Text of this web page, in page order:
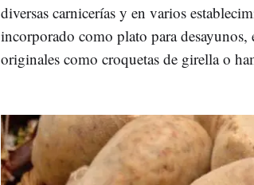
diversas carnicerías y en varios
incorporado como plato para desayunos,
originales como croquetas de girella o